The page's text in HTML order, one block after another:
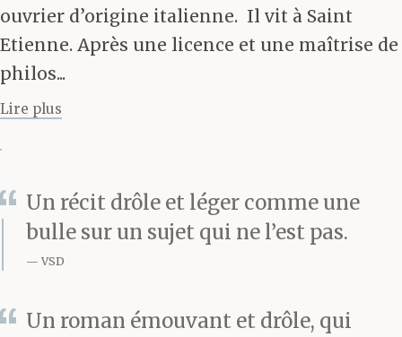
en famille quand on
est dans la peine.
devenu kabyle. Si l’on
veut, un bateau dans la
bois,
ouvrier d’origine italienne. Il vit à Saint
Etienne. Après une licence et une maîtrise de
philos...
Lire plus
Un récit drôle et léger comme une
bulle sur un sujet qui ne l’est pas.
VSD
Un roman émouvant et drôle, qui